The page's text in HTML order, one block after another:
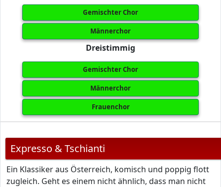
Gemischter Chor
Männerchor
Dreistimmig
Gemischter Chor
Männerchor
Frauenchor
Expresso & Tschianti
Ein Klassiker aus Österreich, komisch und poppig flott
zugleich. Geht es einem nicht ähnlich, dass man nicht